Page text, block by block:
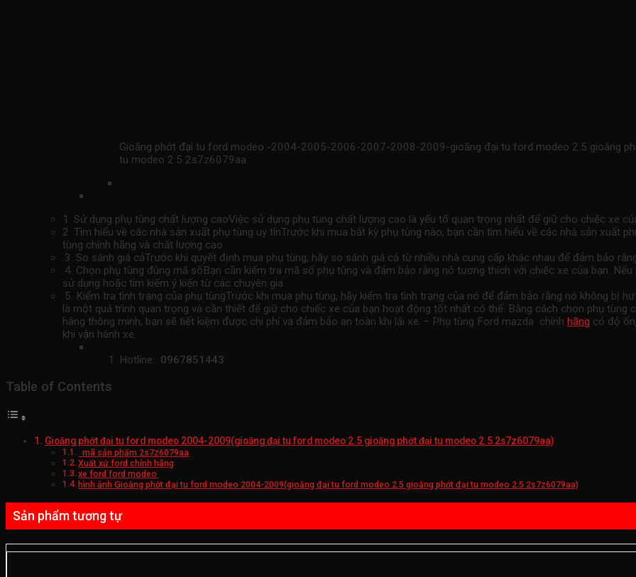
Gioăng phớt đại tu ford modeo -2004-2005-2006-2007-2008-2009-gioăng đại tu ford modeo 2.5 gioăng
tu modeo 2.5 2s7z6079aa
1. Sử dụng phụ tùng chất lượng caoViệc sử dụng phụ tùng chất lượng cao là yếu tố quan trọng nhất để giữ cho chiếc xe
2. Tìm hiểu về các nhà sản xuất phụ tùng uy tínTrước khi mua bất kỳ phụ tùng nào, bạn cần tìm hiểu về các nhà sản xuất
tùng chính hãng và chất lượng cao
.3. So sánh giá cảTrước khi quyết định mua phụ tùng, hãy so sánh giá cả từ nhiều nhà cung cấp khác nhau để đảm bảo
.4. Chọn phụ tùng đúng mã sốBạn cần kiểm tra mã số phụ tùng và đảm bảo rằng nó tương thích với chiếc xe của bạn.
sử dụng hoặc tìm kiếm ý kiến ​​từ các chuyên gia
.5. Kiểm tra tình trạng của phụ tùngTrước khi mua phụ tùng, hãy kiểm tra tình trạng của nó để đảm bảo rằng nó không bị
là một quá trình quan trọng và cần thiết để giữ cho chiếc xe của bạn hoạt động tốt nhất có thể. Bằng cách chọn phụ tùng
hàng thông minh, bạn sẽ tiết kiệm được chi phí và đảm bảo an toàn khi lái xe..– Phụ tùng Ford mazda chính hãng có độ ổn
khi vận hành xe.
Hotline: 0967851443
Table of Contents
Gioăng phớt đại tu ford modeo 2004-2009(gioăng đại tu ford modeo 2.5 gioăng phớt đại tu modeo 2.5 2s7z6079aa)
mã sản phẩm 2s7z6079aa
Xuất xứ ford chính hãng
xe ford ford modeo
hình ảnh Gioăng phớt đại tu ford modeo 2004-2009(gioăng đại tu ford modeo 2.5 gioăng phớt đại tu modeo 2.5 2s7z6079aa)
Sản phẩm tương tự